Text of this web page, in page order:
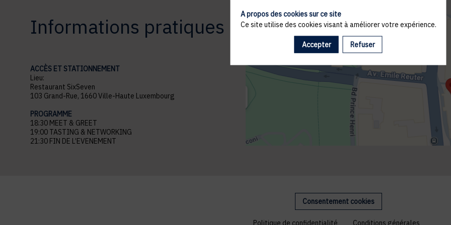
Informations pratiques
ACCÈS ET STATIONNEMENT
Lieu:
Restaurant SixSeven
103 Grand-Rue, 1660 Ville-Haute Luxembourg
PROGRAMME
18:30 MEET & GREET
19:00 TASTING & NETWORKING
21:30 FIN DE L’EVENEMENT
Consentement cookies
Politique de confidentialité Conditions générales
A propos des cookies sur ce site
Ce site utilise des cookies visant à améliorer votre expérience.
Accepter Refuser